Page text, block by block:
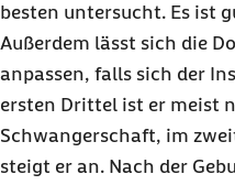
besten untersucht. Es ist
Außerdem lässt sich die
anpassen, falls sich der
ersten Drittel ist er meist
Schwangerschaft, im
steigt er an. Nach der